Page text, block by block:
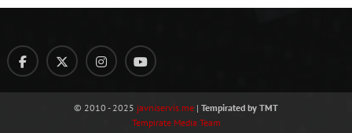
© 2010 - 2025 javniservis.me | Tempirated by TMT
Tempirate Media Team